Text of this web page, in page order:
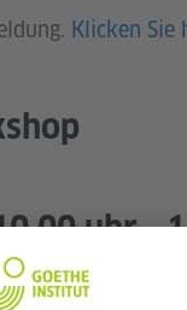
Klicken Sie
uhr -